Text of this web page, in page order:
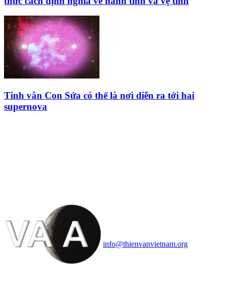
Tinh vân Con Sứa có thể là nơi diễn ra tới hai
supernova
info@thienvanvietnam.org